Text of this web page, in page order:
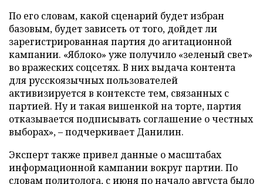
По его словам, какой сценарий будет избран
базовым, будет зависеть от того, дойдет ли
зарегистрированная партия до агитационной
кампании. «Яблоко» уже получило «зеленый свет»
во вражеских соцсетях. В них выдача контента
для русскоязычных пользователей
активизируется в контексте тем, связанных с
партией. Ну и такая вишенкой на торте, партия
отказывается подписывать соглашение о честных
выборах», – подчеркивает Данилин.
Эксперт также привел данные о масштабах
информационной кампании вокруг партии. По
словам политолога, с июня по начало августа было